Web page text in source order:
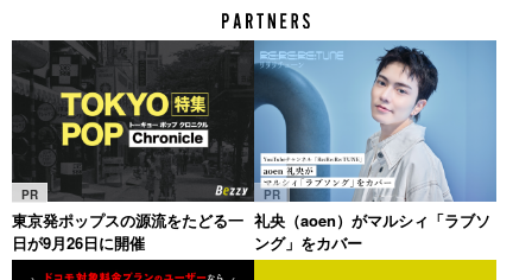
PR
東京発ポップスの源流をたどる一
日が9月26日に開催
PR
礼央（aoen）がマルシィ「ラブソ
ング」をカバー